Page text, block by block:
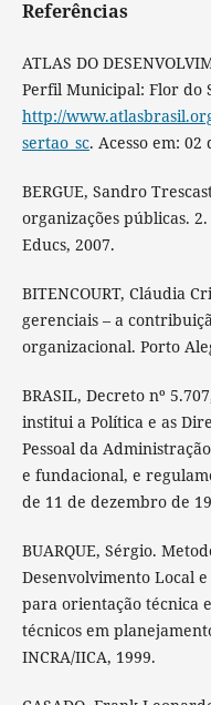
Referências
ATLAS DO
Perfil Municipal: Flor do
http://
sertao_sc. Acesso em:
BERGUE, Sandro
organizações públicas.
Educs, 2007.
BITENCOURT, Cláudia
gerenciais – a
organizacional. Porto
BRASIL, Decreto nº
institui a Política e as
Pessoal da
e fundacional, e
de 11 de dezembro de
BUARQUE, Sérgio.
Desenvolvimento Local
para orientação técnica
técnicos em
INCRA/IICA, 1999.